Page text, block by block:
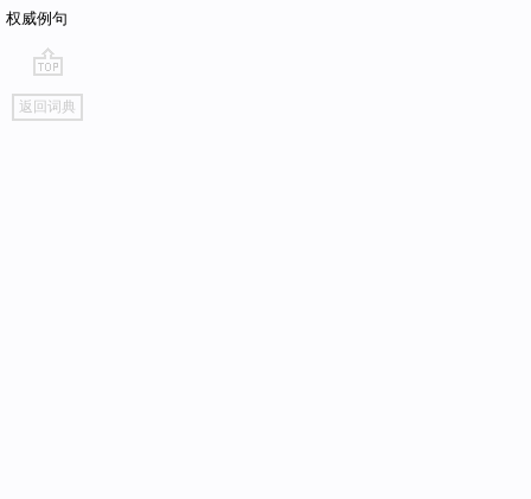
权威例句
go
top
返回词典